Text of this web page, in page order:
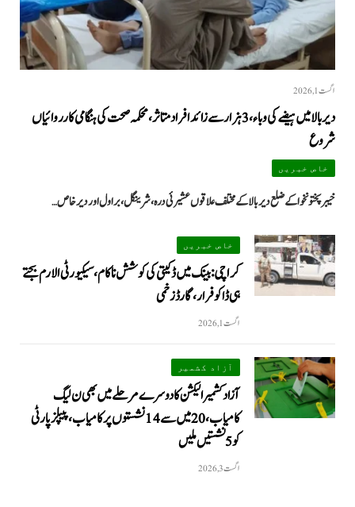
اگست 1, 2026
دیر بالا میں ہیضے کی وباء، 3 ہزار سے زائد افراد متاثر، محکمہ صحت کی ہنگامی کارروائیاں
شروع
خاص خبریں
خیبرپختونخوا کے ضلع دیر بالا کے مختلف علاقوں عشیرئی درہ، شرینگل، براول اور دیر خاص…
خاص خبریں
کراچی: بینک میں ڈکیتی کی کوشش ناکام، سیکیورٹی الارم بجتے
ہی ڈاکو فرار، گارڈ زخمی
اگست 1, 2026
آزاد کشمیر
آزاد کشمیر الیکشن کا دوسرے مرحلے میں بھی ن لیگ
کامیاب، 20 میں سے 14 نشستوں پر کامیاب، پیپلزپارٹی
کو 5 نشستیں ملیں
اگست 3, 2026